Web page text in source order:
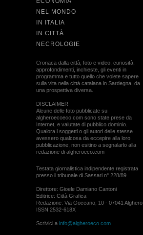
NEL MONDO
IN ITALIA
IN CITTÀ
NECROLOGIE
Cronaca dalla città, foto e video, curiosità,
approfondimenti, inchieste, gli eventi in
programma e tutto quello che volete sapere
sulla vita nella città catalana in Sardegna, da
una prospettiva diversa.
DISCLAIMER
Alcune delle foto pubblicate su
algheroecoeco.com sono state prese da
Internet, e valutate di pubblico dominio.
Qualora i soggetti o gli autori delle stesse
avessero qualcosa da eccepire alla loro
pubblicazione, non esitino a segnalarlo alla
redazione di algheroeco.com
Testata giornalistica indipendente registrata
presso il tribunale di Sassari n° 228/89
Direttore: Gioele Damiano Cantoni
Editrice: Città Grafica
Redazione: Via Goceano, 10 - 07041 Alghero
ISSN 2532-618X
Scrivici a info@algheroeco.com